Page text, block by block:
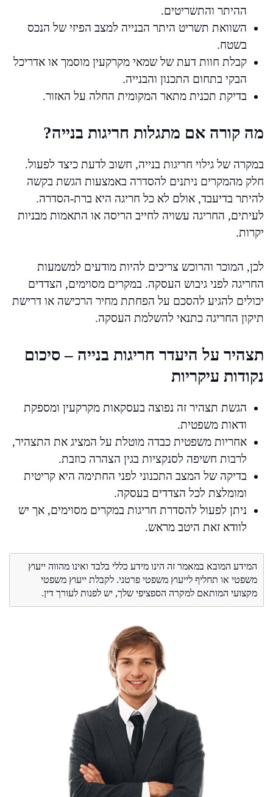
ההיתר והתשריטים.
השוואת תשריט היתר הבנייה למצב הפיזי של הנכס
בשטח.
קבלת חוות דעת של שמאי מקרקעין מוסמך או אדריכל
הבקי בתחום התכנון והבנייה.
בדיקת תכנית מתאר המקומית החלה על האזור.
מה קורה אם מתגלות חריגות בנייה?
במקרה של גילוי חריגות בנייה, חשוב לדעת כיצד לפעול.
חלק מהמקרים ניתנים להסדרה באמצעות הגשת בקשה
להיתר בדיעבד, אולם לא כל חריגה היא ברת-הסדרה.
לעיתים, החריגה עשויה לחייב הריסה או התאמות מבניות
יקרות.
לכן, המוכר והרוכש צריכים להיות מודעים למשמעות
החריגה לפני גיבוש העסקה. במקרים מסוימים, הצדדים
יכולים להגיע להסכם על הפחתת מחיר הרכישה או דרישת
תיקון החריגה כתנאי להשלמת העסקה.
תצהיר על היעדר חריגות בנייה – סיכום
נקודות עיקריות
הגשת תצהיר זה נפוצה בעסקאות מקרקעין ומספקת
ודאות משפטית.
אחריות משפטית כבדה מוטלת על המציג את התצהיר,
לרבות חשיפה לסנקציות בגין הצהרה כוזבת.
בדיקה של המצב התכנוני לפני החתימה היא קריטית
ומומלצת לכל הצדדים בעסקה.
ניתן לפעול להסדרת חריגות במקרים מסוימים, אך יש
לוודא זאת היטב מראש.
המידע המובא במאמר זה הינו מידע כללי בלבד ואינו מהווה ייעוץ
משפטי או תחליף לייעוץ משפטי פרטני. לקבלת ייעוץ משפטי
מקצועי המותאם למקרה הספציפי שלך, יש לפנות לעורך דין.